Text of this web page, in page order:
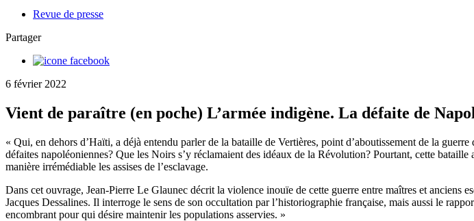
Revue de presse
Partager
6 février 2022
Vient de paraître (en poche) L’armée indigène. La défaite de
« Qui, en dehors d’Haïti, a déjà entendu parler de la bataille de Vertières, point d’aboutissement de la
défaites napoléoniennes? Que les Noirs s’y réclamaient des idéaux de la Révolution? Pourtant, cette
manière irrémédiable les assises de l’esclavage.
Dans cet ouvrage, Jean-Pierre Le Glaunec décrit la violence inouïe de cette guerre entre maîtres et anciens
Jacques Dessalines. Il interroge le sens de son occultation par l’historiographie française, mais aussi le
encombrant pour qui désire maintenir les populations asservies. »